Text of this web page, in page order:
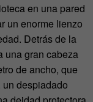
en una pared
un enorme lienzo
Detrás de la
una gran cabeza
de ancho, que
un despiadado